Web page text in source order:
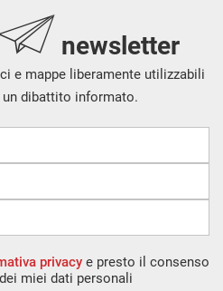
newsletter
e mappe liberamente utilizzabili
un dibattito informato.
privacy e presto il consenso
miei dati personali